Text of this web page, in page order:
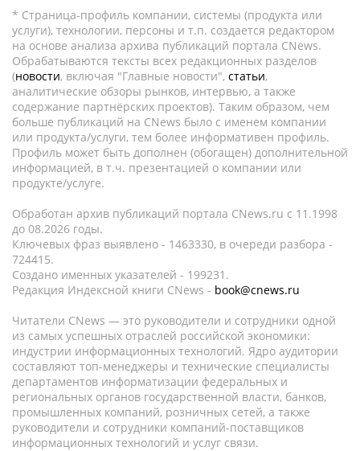
* Страница-профиль компании, системы (продукта или
услуги), технологии, персоны и т.п. создается редактором
на основе анализа архива публикаций портала CNews.
Обрабатываются тексты всех редакционных разделов
(новости, включая "Главные новости", статьи,
аналитические обзоры рынков, интервью, а также
содержание партнёрских проектов). Таким образом, чем
больше публикаций на CNews было с именем компании
или продукта/услуги, тем более информативен профиль.
Профиль может быть дополнен (обогащен) дополнительной
информацией, в т.ч. презентацией о компании или
продукте/услуге.
Обработан архив публикаций портала CNews.ru c 11.1998
до 08.2026 годы.
Ключевых фраз выявлено - 1463330, в очереди разбора -
724415.
Создано именных указателей - 199231.
Редакция Индексной книги CNews - book@cnews.ru
Читатели CNews — это руководители и сотрудники одной
из самых успешных отраслей российской экономики:
индустрии информационных технологий. Ядро аудитории
составляют топ-менеджеры и технические специалисты
департаментов информатизации федеральных и
региональных органов государственной власти, банков,
промышленных компаний, розничных сетей, а также
руководители и сотрудники компаний-поставщиков
информационных технологий и услуг связи.